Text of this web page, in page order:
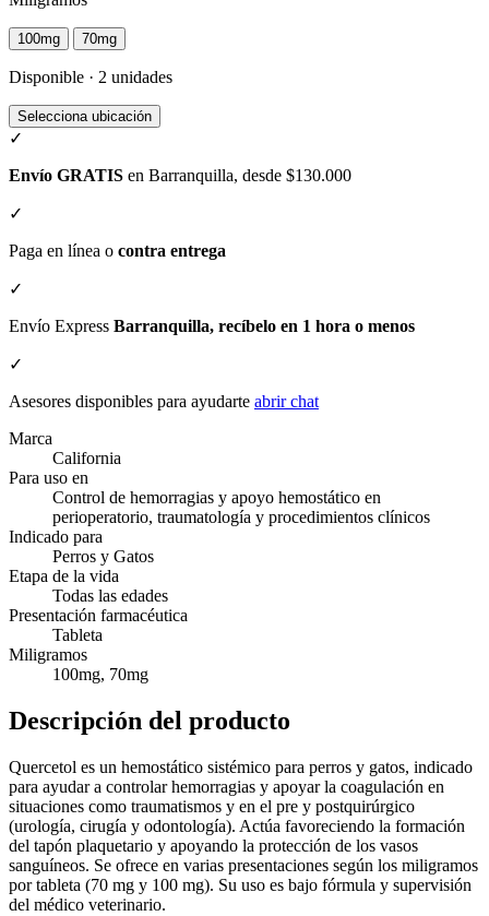
100mg 70mg
Disponible · 2 unidades
Selecciona ubicación
✓
Envío GRATIS en Barranquilla, desde $130.000
✓
Paga en línea o contra entrega
✓
Envío Express Barranquilla, recíbelo en 1 hora o menos
✓
Asesores disponibles para ayudarte abrir chat
Marca
California
Para uso en
Control de hemorragias y apoyo hemostático en
perioperatorio, traumatología y procedimientos clínicos
Indicado para
Perros y Gatos
Etapa de la vida
Todas las edades
Presentación farmacéutica
Tableta
Miligramos
100mg, 70mg
Descripción del producto
Quercetol es un hemostático sistémico para perros y gatos, indicado
para ayudar a controlar hemorragias y apoyar la coagulación en
situaciones como traumatismos y en el pre y postquirúrgico
(urología, cirugía y odontología). Actúa favoreciendo la formación
del tapón plaquetario y apoyando la protección de los vasos
sanguíneos. Se ofrece en varias presentaciones según los miligramos
por tableta (70 mg y 100 mg). Su uso es bajo fórmula y supervisión
del médico veterinario.